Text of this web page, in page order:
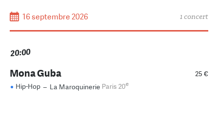
16 septembre 2026 1 concert
20:00
25 €
Mona Guba
Hip-Hop – La Maroquinerie Paris 20e